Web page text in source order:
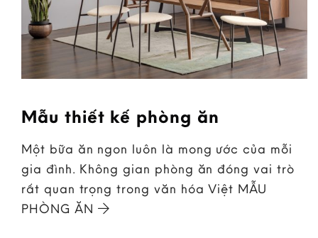
Mẫu thiết kế phòng ăn
Một bữa ăn ngon luôn là mong ước của mỗi
gia đình. Không gian phòng ăn đóng vai trò
rất quan trọng trong văn hóa Việt MẪU
PHÒNG ĂN